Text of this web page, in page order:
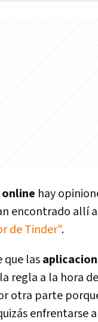
hay
encontrado allí
de Tinder".
que las
regla a la hora
otra parte
enfrentarse